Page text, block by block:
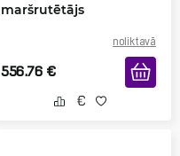
maršrutētājs
noliktavā
556.76 €